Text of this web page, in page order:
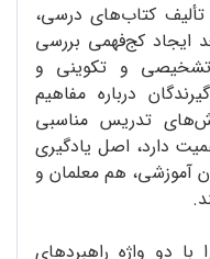
تألیف کتاب‌های درسی،
ایجاد کج‌فهمی بررسی
تشخیصی و تکوینی و
درباره مفاهیم
تدریس مناسبی
دارد، اصل یادگیری
آموزشی، هم معلمان و
با دو واژه راهبردهای